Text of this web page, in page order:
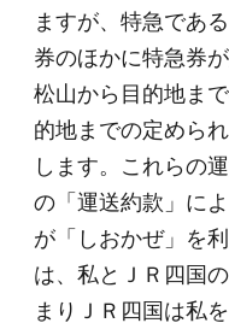
ますが、特急であ
券のほかに特急券
松山から目的地ま
的地までの定めら
します。これらの
の「運送約款」に
が「しおかぜ」を
は、私とＪＲ四国
まりＪＲ四国は私